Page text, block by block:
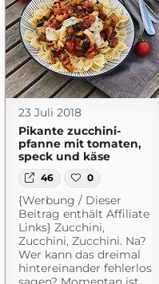
23 Juli 2018
Pikante zucchini-
pfanne mit tomaten,
speck und käse
46 0
{Werbung / Dieser
Beitrag enthält Affiliate
Links} Zucchini,
Zucchini, Zucchini. Na?
Wer kann das dreimal
hintereinander fehlerlos